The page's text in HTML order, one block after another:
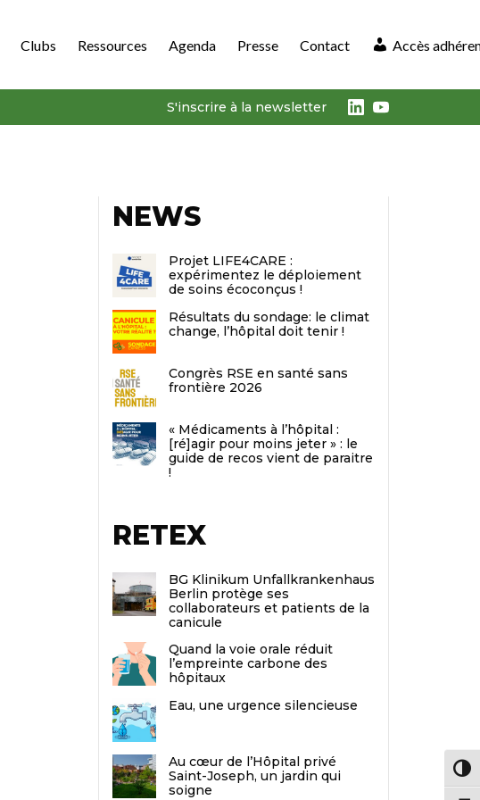
Clubs Ressources Agenda Presse Contact Accès
S'inscrire à la newsletter LinkedIn
Youtube
NEWS
Projet LIFE4CARE :
expérimentez le déploiement
de soins écoconçus !
Résultats du sondage: le climat
change, l’hôpital doit tenir !
Congrès RSE en santé sans
frontière 2026
« Médicaments à l’hôpital :
[ré]agir pour moins jeter » : le
guide de recos vient de paraitre
!
RETEX
BG Klinikum Unfallkrankenhaus
Berlin protège ses
collaborateurs et patients de la
canicule
Quand la voie orale réduit
l’empreinte carbone des
hôpitaux
Eau, une urgence silencieuse
Au cœur de l’Hôpital privé
Saint-Joseph, un jardin qui
soigne